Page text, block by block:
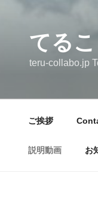
てる
teru-collabo.jp
ご挨拶
説明動画 お